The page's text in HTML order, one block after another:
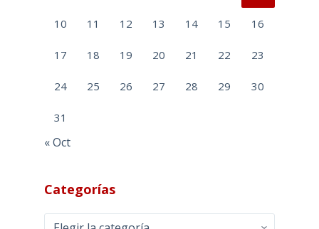
10 11 12 13 14 15 16
17 18 19 20 21 22 23
24 25 26 27 28 29 30
31
« Oct
Categorías
Categorías